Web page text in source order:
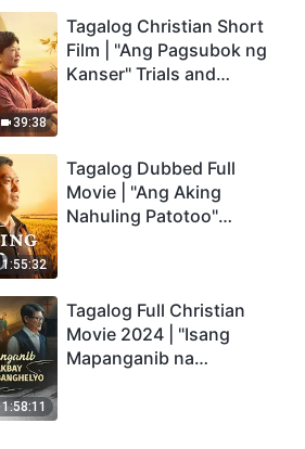
39:38
Tagalog Christian Short
Film | "Ang Pagsubok ng
Kanser" Trials and
1:55:32
Tagalog Dubbed Full
Movie | "Ang Aking
Nahuling Patotoo"
1:58:11
Tagalog Full Christian
Movie 2024 | "Isang
Mapanganib na